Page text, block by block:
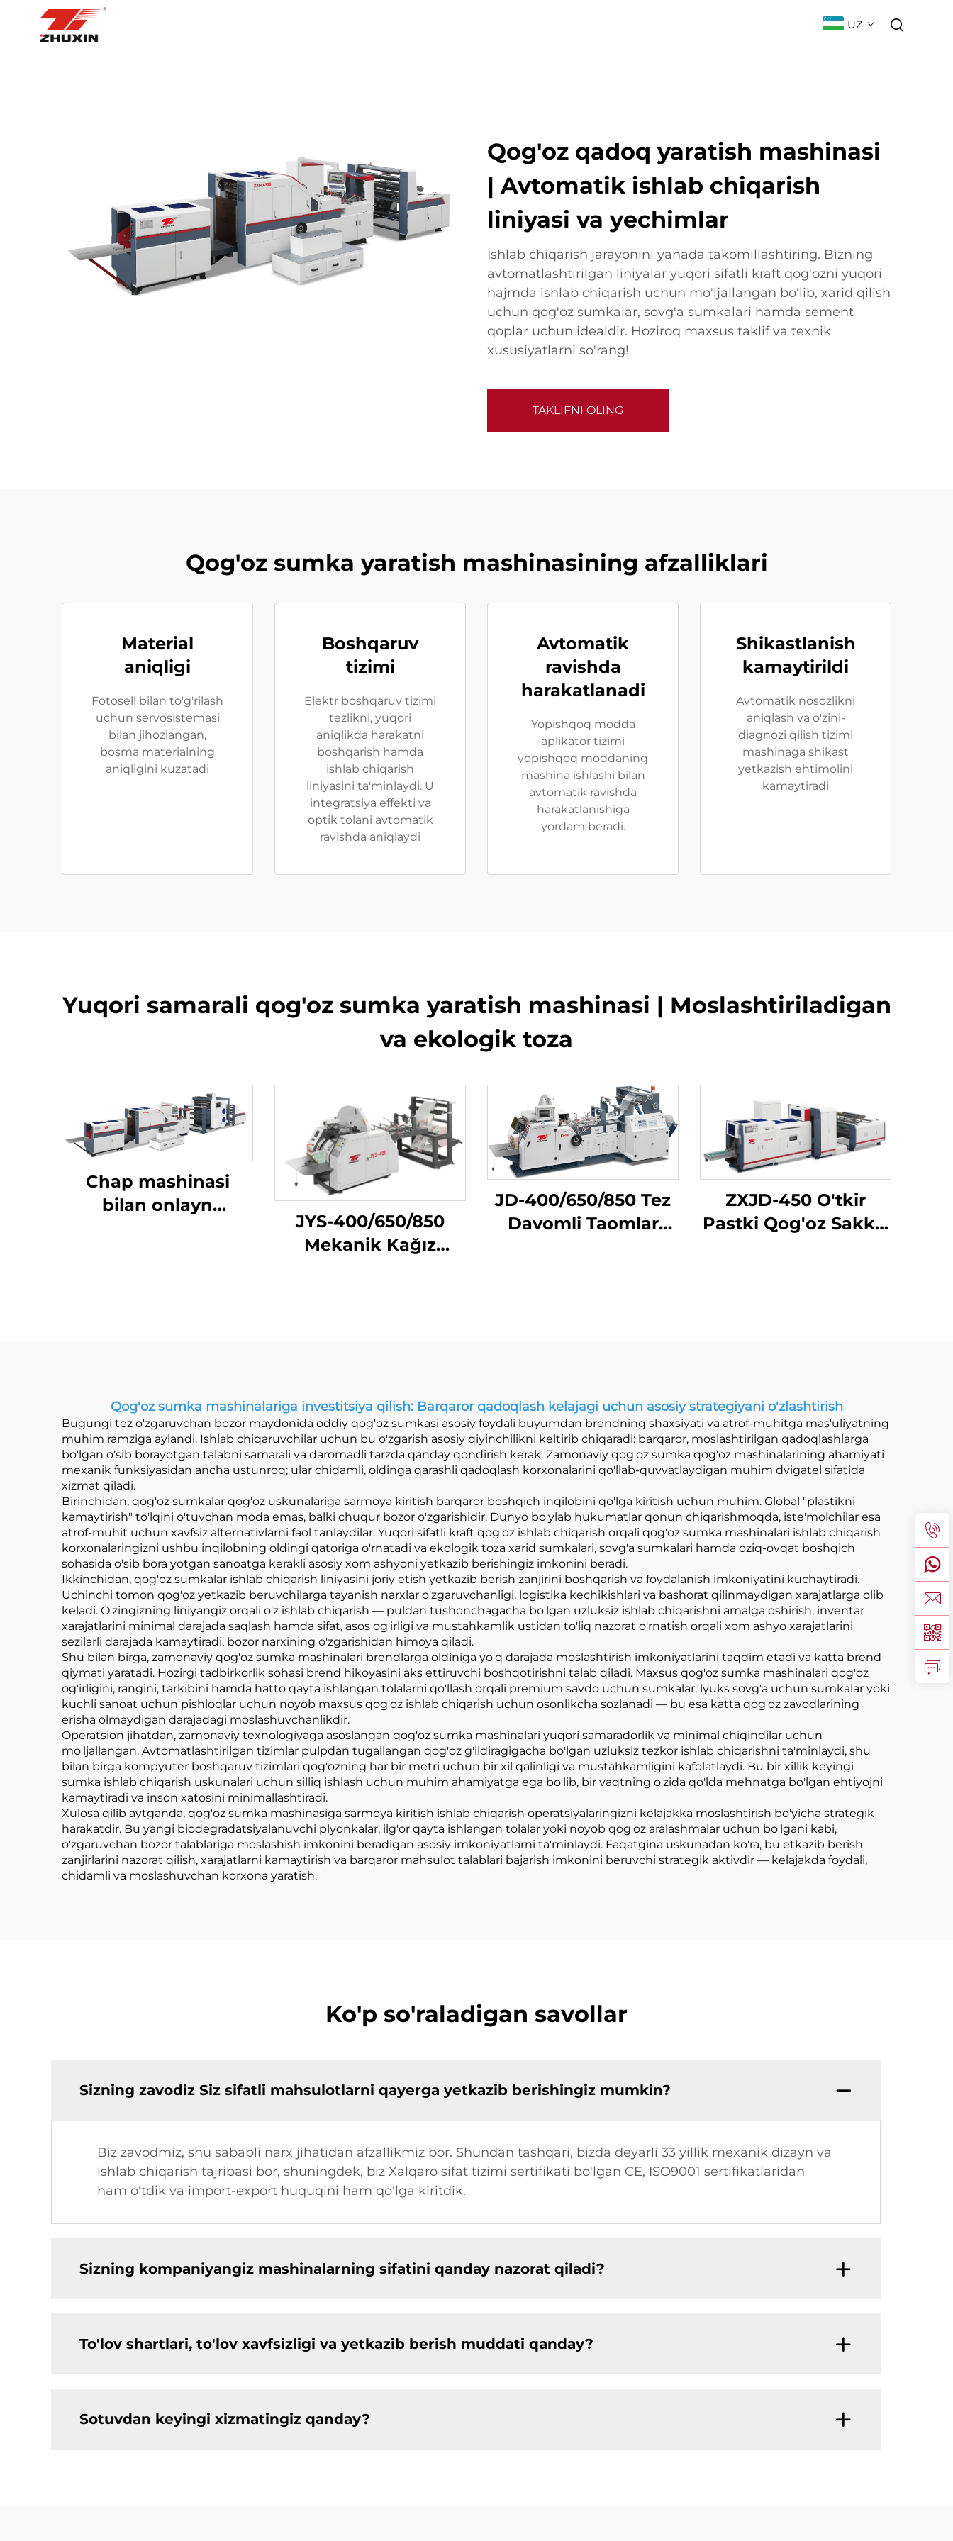
UZ
Qog'oz qadoq yaratish mashinasi
| Avtomatik ishlab chiqarish
liniyasi va yechimlar
Ishlab chiqarish jarayonini yanada takomillashtiring. Bizning
avtomatlashtirilgan liniyalar yuqori sifatli kraft qog'ozni yuqori
hajmda ishlab chiqarish uchun mo'ljallangan bo'lib, xarid qilish
uchun qog'oz sumkalar, sovg'a sumkalari hamda sement
qoplar uchun idealdir. Hoziroq maxsus taklif va texnik
xususiyatlarni so'rang!
TAKLIFNI OLING
Qog'oz sumka yaratish mashinasining afzalliklari
Material
aniqligi
Fotosell bilan to'g'rilash
uchun servosistemasi
bilan jihozlangan,
bosma materialning
aniqligini kuzatadi
Boshqaruv
tizimi
Elektr boshqaruv tizimi
tezlikni, yuqori
aniqlikda harakatni
boshqarish hamda
ishlab chiqarish
liniyasini ta'minlaydi. U
integratsiya effekti va
optik tolani avtomatik
ravishda aniqlaydi
Avtomatik
ravishda
harakatlanadi
Yopishqoq modda
aplikator tizimi
yopishqoq moddaning
mashina ishlashi bilan
avtomatik ravishda
harakatlanishiga
yordam beradi.
Shikastlanish
kamaytirildi
Avtomatik nosozlikni
aniqlash va o'zini-
diagnozi qilish tizimi
mashinaga shikast
yetkazish ehtimolini
kamaytiradi
Yuqori samarali qog'oz sumka yaratish mashinasi | Moslashtiriladigan
va ekologik toza
Chap mashinasi
bilan onlayn
JYS-400/650/850
Mekanik Kağız
JD-400/650/850 Tez
Davomli Taomlar
ZXJD-450 O'tkir
Pastki Qog'oz Sakkiz
Qog'oz sumka mashinalariga investitsiya qilish: Barqaror qadoqlash kelajagi uchun asosiy strategiyani o'zlashtirish
Bugungi tez o'zgaruvchan bozor maydonida oddiy qog'oz sumkasi asosiy foydali buyumdan brendning shaxsiyati va atrof-muhitga mas'uliyatning
muhim ramziga aylandi. Ishlab chiqaruvchilar uchun bu o'zgarish asosiy qiyinchilikni keltirib chiqaradi: barqaror, moslashtirilgan qadoqlashlarga
bo'lgan o'sib borayotgan talabni samarali va daromadli tarzda qanday qondirish kerak. Zamonaviy qog'oz sumka qog'oz mashinalarining ahamiyati
mexanik funksiyasidan ancha ustunroq; ular chidamli, oldinga qarashli qadoqlash korxonalarini qo'llab-quvvatlaydigan muhim dvigatel sifatida
xizmat qiladi.
Birinchidan, qog'oz sumkalar qog'oz uskunalariga sarmoya kiritish barqaror boshqich inqilobini qo'lga kiritish uchun muhim. Global "plastikni
kamaytirish" to'lqini o'tuvchan moda emas, balki chuqur bozor o'zgarishidir. Dunyo bo'ylab hukumatlar qonun chiqarishmoqda, iste'molchilar esa
atrof-muhit uchun xavfsiz alternativlarni faol tanlaydilar. Yuqori sifatli kraft qog'oz ishlab chiqarish orqali qog'oz sumka mashinalari ishlab chiqarish
korxonalaringizni ushbu inqilobning oldingi qatoriga o'rnatadi va ekologik toza xarid sumkalari, sovg'a sumkalari hamda oziq-ovqat boshqich
sohasida o'sib bora yotgan sanoatga kerakli asosiy xom ashyoni yetkazib berishingiz imkonini beradi.
Ikkinchidan, qog'oz sumkalar ishlab chiqarish liniyasini joriy etish yetkazib berish zanjirini boshqarish va foydalanish imkoniyatini kuchaytiradi.
Uchinchi tomon qog'oz yetkazib beruvchilarga tayanish narxlar o'zgaruvchanligi, logistika kechikishlari va bashorat qilinmaydigan xarajatlarga olib
keladi. O'zingizning liniyangiz orqali o'z ishlab chiqarish — puldan tushonchagacha bo'lgan uzluksiz ishlab chiqarishni amalga oshirish, inventar
xarajatlarini minimal darajada saqlash hamda sifat, asos og'irligi va mustahkamlik ustidan to'liq nazorat o'rnatish orqali xom ashyo xarajatlarini
sezilarli darajada kamaytiradi, bozor narxining o'zgarishidan himoya qiladi.
Shu bilan birga, zamonaviy qog'oz sumka mashinalari brendlarga oldiniga yo'q darajada moslashtirish imkoniyatlarini taqdim etadi va katta brend
qiymati yaratadi. Hozirgi tadbirkorlik sohasi brend hikoyasini aks ettiruvchi boshqotirishni talab qiladi. Maxsus qog'oz sumka mashinalari qog'oz
og'irligini, rangini, tarkibini hamda hatto qayta ishlangan tolalarni qo'llash orqali premium savdo uchun sumkalar, lyuks sovg'a uchun sumkalar yoki
kuchli sanoat uchun pishloqlar uchun noyob maxsus qog'oz ishlab chiqarish uchun osonlikcha sozlanadi — bu esa katta qog'oz zavodlarining
erisha olmaydigan darajadagi moslashuvchanlikdir.
Operatsion jihatdan, zamonaviy texnologiyaga asoslangan qog'oz sumka mashinalari yuqori samaradorlik va minimal chiqindilar uchun
mo'ljallangan. Avtomatlashtirilgan tizimlar pulpdan tugallangan qog'oz g'ildiragigacha bo'lgan uzluksiz tezkor ishlab chiqarishni ta'minlaydi, shu
bilan birga kompyuter boshqaruv tizimlari qog'ozning har bir metri uchun bir xil qalinligi va mustahkamligini kafolatlaydi. Bu bir xillik keyingi
sumka ishlab chiqarish uskunalari uchun silliq ishlash uchun muhim ahamiyatga ega bo'lib, bir vaqtning o'zida qo'lda mehnatga bo'lgan ehtiyojni
kamaytiradi va inson xatosini minimallashtiradi.
Xulosa qilib aytganda, qog'oz sumka mashinasiga sarmoya kiritish ishlab chiqarish operatsiyalaringizni kelajakka moslashtirish bo'yicha strategik
harakatdir. Bu yangi biodegradatsiyalanuvchi plyonkalar, ilg'or qayta ishlangan tolalar yoki noyob qog'oz aralashmalar uchun bo'lgani kabi,
o'zgaruvchan bozor talablariga moslashish imkonini beradigan asosiy imkoniyatlarni ta'minlaydi. Faqatgina uskunadan ko'ra, bu etkazib berish
zanjirlarini nazorat qilish, xarajatlarni kamaytirish va barqaror mahsulot talablari bajarish imkonini beruvchi strategik aktivdir — kelajakda foydali,
chidamli va moslashuvchan korxona yaratish.
Ko'p so'raladigan savollar
Sizning zavodiz Siz sifatli mahsulotlarni qayerga yetkazib berishingiz mumkin?
Biz zavodmiz, shu sababli narx jihatidan afzallikmiz bor. Shundan tashqari, bizda deyarli 33 yillik mexanik dizayn va
ishlab chiqarish tajribasi bor, shuningdek, biz Xalqaro sifat tizimi sertifikati bo'lgan CE, ISO9001 sertifikatlaridan
ham o'tdik va import-export huquqini ham qo'lga kiritdik.
Sizning kompaniyangiz mashinalarning sifatini qanday nazorat qiladi?
To'lov shartlari, to'lov xavfsizligi va yetkazib berish muddati qanday?
Sotuvdan keyingi xizmatingiz qanday?